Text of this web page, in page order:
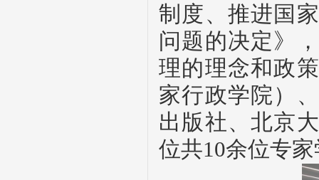
制度、推进国
问题的决定》，
理的理念和政
家行政学院）
出版社、北京
位共10余位专